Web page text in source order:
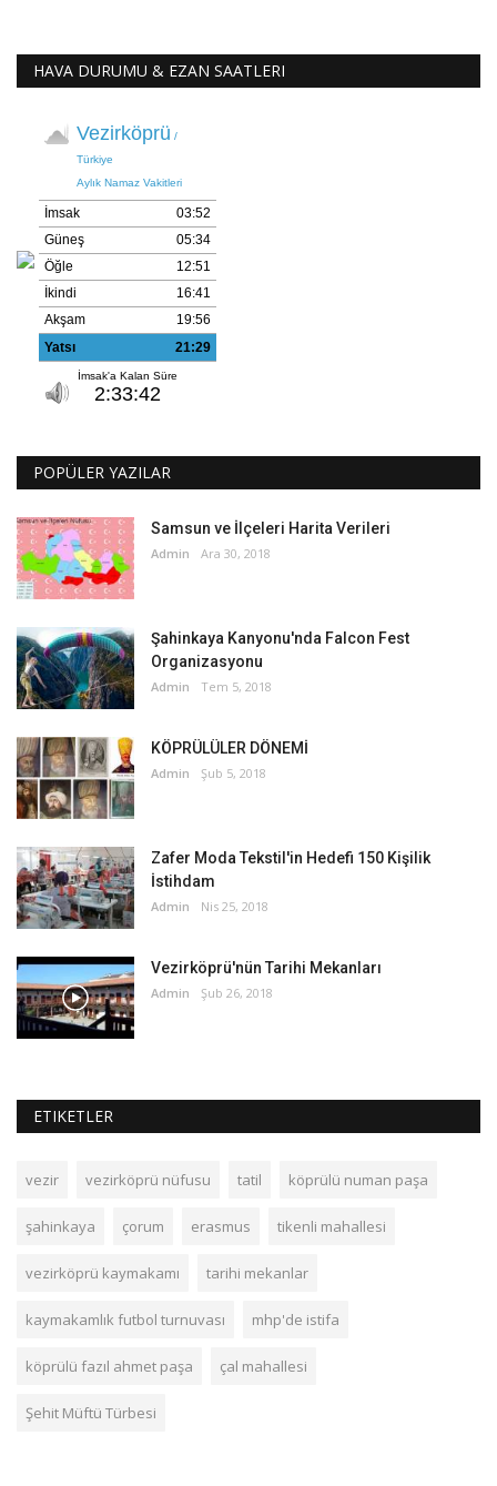
HAVA DURUMU & EZAN SAATLERI
POPÜLER YAZILAR
Samsun ve İlçeleri Harita Verileri
Admin Ara 30, 2018
Şahinkaya Kanyonu'nda Falcon Fest
Organizasyonu
Admin Tem 5, 2018
KÖPRÜLÜLER DÖNEMİ
Admin Şub 5, 2018
Zafer Moda Tekstil'in Hedefi 150 Kişilik
İstihdam
Admin Nis 25, 2018
Vezirköprü'nün Tarihi Mekanları
Admin Şub 26, 2018
ETIKETLER
vezir vezirköprü nüfusu tatil köprülü numan paşa
şahinkaya çorum erasmus tikenli mahallesi
vezirköprü kaymakamı tarihi mekanlar
kaymakamlık futbol turnuvası mhp'de istifa
köprülü fazıl ahmet paşa çal mahallesi
Şehit Müftü Türbesi